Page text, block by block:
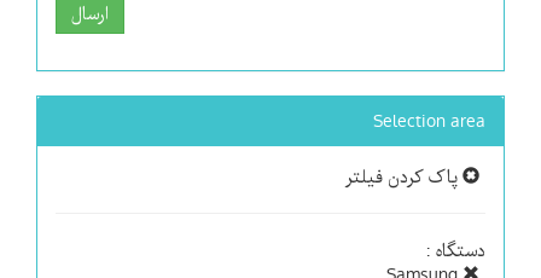
ارسال
Selection area
پاک کردن فیلتر
دستگاه :